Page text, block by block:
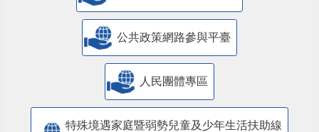
公共政策網路參與平臺
人民團體專區
特殊境遇家庭暨弱勢兒童及少年生活扶助線